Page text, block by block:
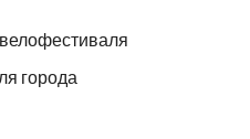
города